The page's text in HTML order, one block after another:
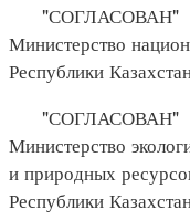
"СОГЛАСОВАН"
Министерство
Республики
"СОГЛАСОВАН"
Министерство
и природных
Республики